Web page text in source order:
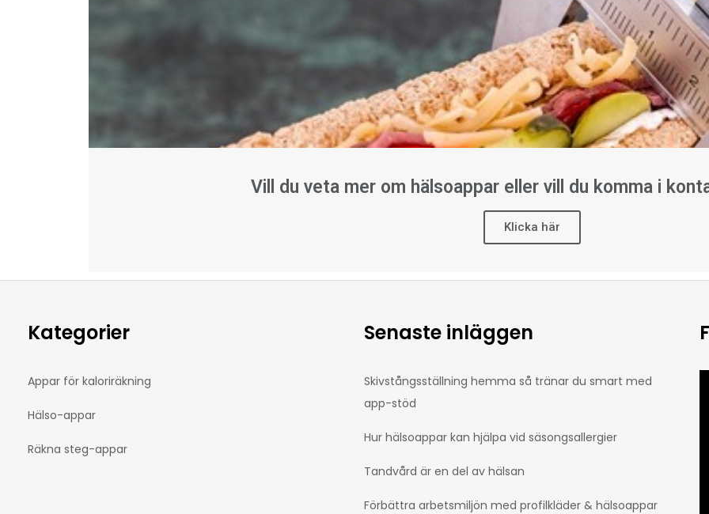
Vill du veta mer om hälsoappar eller vill du komma i
Klicka här
Kategorier
Appar för kaloriräkning
Hälso-appar
Räkna steg-appar
Senaste inläggen
Skivstångsställning hemma så tränar du smart med
app-stöd
Hur hälsoappar kan hjälpa vid säsongsallergier
Tandvård är en del av hälsan
Förbättra arbetsmiljön med profilkläder & hälsoappar